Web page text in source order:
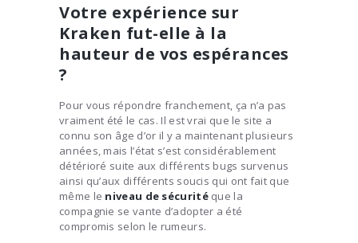
Votre expérience sur
Kraken fut-elle à la
hauteur de vos espérances
?
Pour vous répondre franchement, ça n’a pas
vraiment été le cas. Il est vrai que le site a
connu son âge d’or il y a maintenant plusieurs
années, mais l’état s’est considérablement
détérioré suite aux différents bugs survenus
ainsi qu’aux différents soucis qui ont fait que
même le niveau de sécuritéque la
compagnie se vante d’adopter a été
compromis selon le rumeurs.